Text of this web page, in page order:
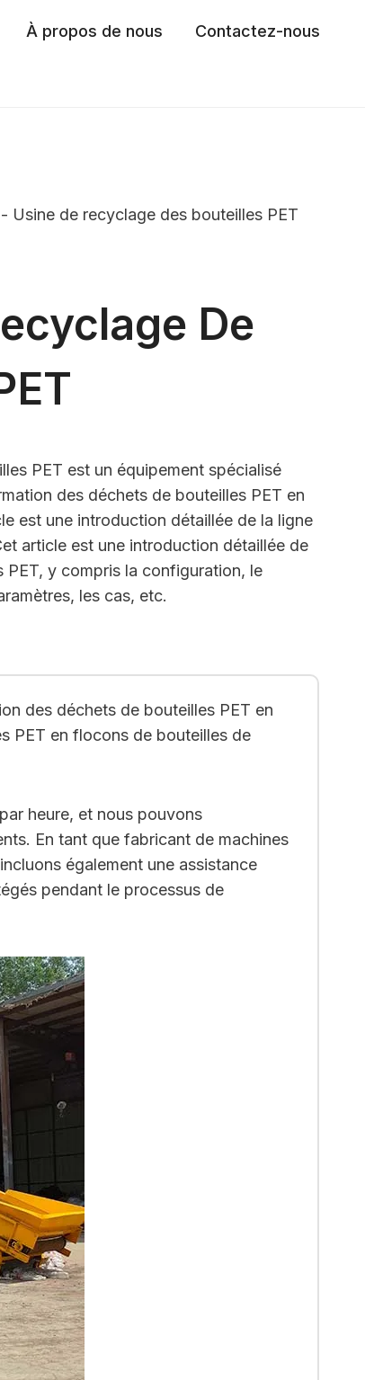
À propos de nous Contactez-nous
- Usine de recyclage des bouteilles PET
De
PET est un équipement spécialisé
des déchets de bouteilles PET en
est une introduction détaillée de la ligne
article est une introduction détaillée de
PET, y compris la configuration, le
les cas, etc.
des déchets de bouteilles PET en
PET en flocons de bouteilles de
heure, et nous pouvons
En tant que fabricant de machines
également une assistance
pendant le processus de